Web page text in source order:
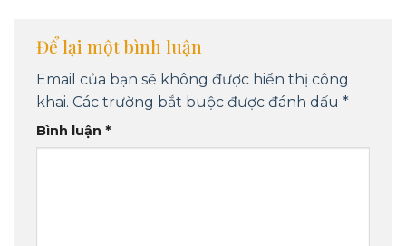
Để lại một bình luận
Email của bạn sẽ không được hiển thị công
khai. Các trường bắt buộc được đánh dấu *
Bình luận *